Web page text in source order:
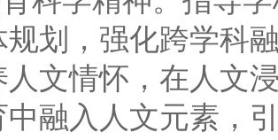
规划，强化跨学科
人文情怀，在人文
中融入人文元素，